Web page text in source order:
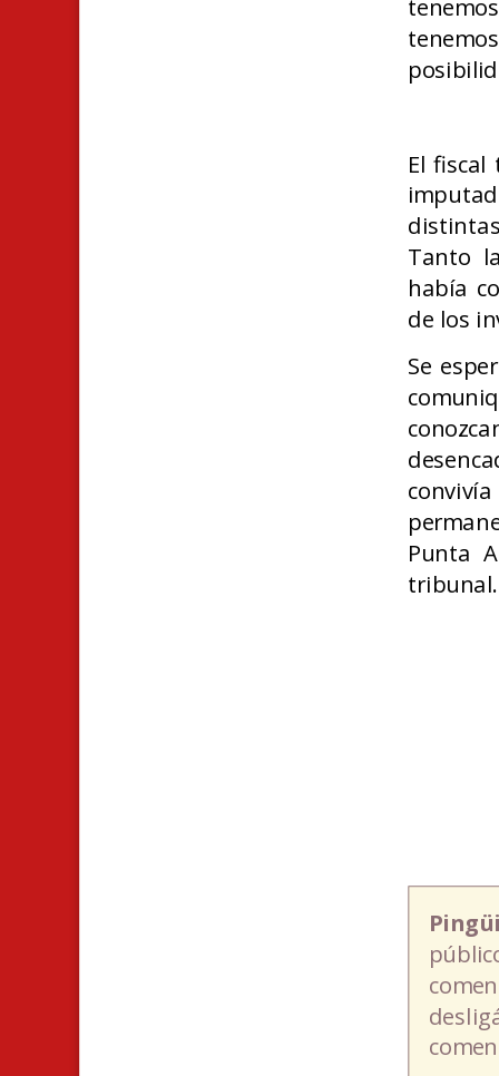
El
Tanto
había
de los
Se
Punta
tribunal.